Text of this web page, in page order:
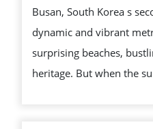
NIGHT
LIFE
OF
BUSAN:
Busan, South Korea s
dynamic and vibrant
surprising beaches,
heritage. But when the